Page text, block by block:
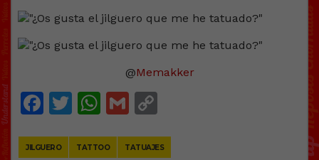
@Memakker
Facebook
Twitter
WhatsApp
Gmail
JILGUERO TATTOO TATUAJES